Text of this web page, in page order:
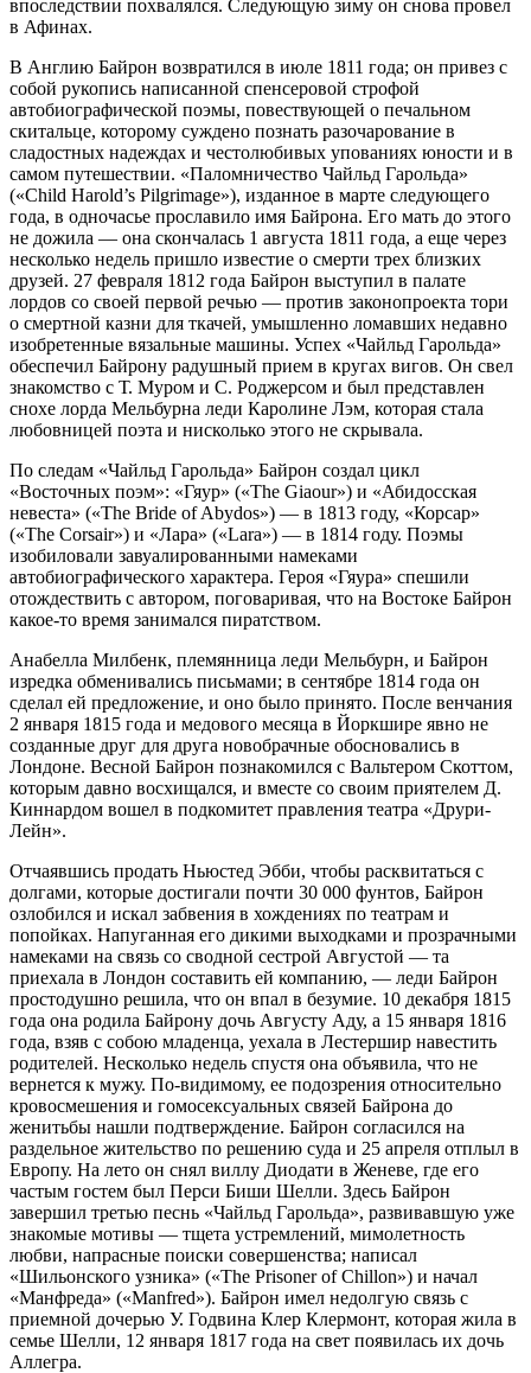
впоследствии похвалялся. Следующую зиму он снова провел
в Афинах.
В Англию Байрон возвратился в июле 1811 года; он привез с
собой рукопись написанной спенсеровой строфой
автобиографической поэмы, повествующей о печальном
скитальце, которому суждено познать разочарование в
сладостных надеждах и честолюбивых упованиях юности и в
самом путешествии. «Паломничество Чайльд Гарольда»
(«Child Harold’s Pilgrimage»), изданное в марте следующего
года, в одночасье прославило имя Байрона. Его мать до этого
не дожила — она скончалась 1 августа 1811 года, а еще через
несколько недель пришло известие о смерти трех близких
друзей. 27 февраля 1812 года Байрон выступил в палате
лордов со своей первой речью — против законопроекта тори
о смертной казни для ткачей, умышленно ломавших недавно
изобретенные вязальные машины. Успех «Чайльд Гарольда»
обеспечил Байрону радушный прием в кругах вигов. Он свел
знакомство с Т. Муром и С. Роджерсом и был представлен
снохе лорда Мельбурна леди Каролине Лэм, которая стала
любовницей поэта и нисколько этого не скрывала.
По следам «Чайльд Гарольда» Байрон создал цикл
«Восточных поэм»: «Гяур» («The Giaour») и «Абидосская
невеста» («The Bride of Abydos») — в 1813 году, «Корсар»
(«The Corsair») и «Лара» («Lara») — в 1814 году. Поэмы
изобиловали завуалированными намеками
автобиографического характера. Героя «Гяура» спешили
отождествить с автором, поговаривая, что на Востоке Байрон
какое-то время занимался пиратством.
Анабелла Милбенк, племянница леди Мельбурн, и Байрон
изредка обменивались письмами; в сентябре 1814 года он
сделал ей предложение, и оно было принято. После венчания
2 января 1815 года и медового месяца в Йоркшире явно не
созданные друг для друга новобрачные обосновались в
Лондоне. Весной Байрон познакомился с Вальтером Скоттом,
которым давно восхищался, и вместе со своим приятелем Д.
Киннардом вошел в подкомитет правления театра «Друри-
Лейн».
Отчаявшись продать Ньюстед Эбби, чтобы расквитаться с
долгами, которые достигали почти 30 000 фунтов, Байрон
озлобился и искал забвения в хождениях по театрам и
попойках. Напуганная его дикими выходками и прозрачными
намеками на связь со сводной сестрой Августой — та
приехала в Лондон составить ей компанию, — леди Байрон
простодушно решила, что он впал в безумие. 10 декабря 1815
года она родила Байрону дочь Августу Аду, а 15 января 1816
года, взяв с собою младенца, уехала в Лестершир навестить
родителей. Несколько недель спустя она объявила, что не
вернется к мужу. По-видимому, ее подозрения относительно
кровосмешения и гомосексуальных связей Байрона до
женитьбы нашли подтверждение. Байрон согласился на
раздельное жительство по решению суда и 25 апреля отплыл в
Европу. На лето он снял виллу Диодати в Женеве, где его
частым гостем был Перси Биши Шелли. Здесь Байрон
завершил третью песнь «Чайльд Гарольда», развивавшую уже
знакомые мотивы — тщета устремлений, мимолетность
любви, напрасные поиски совершенства; написал
«Шильонского узника» («The Prisoner of Chillon») и начал
«Манфреда» («Manfred»). Байрон имел недолгую связь с
приемной дочерью У. Годвина Клер Клермонт, которая жила в
семье Шелли, 12 января 1817 года на свет появилась их дочь
Аллегра.